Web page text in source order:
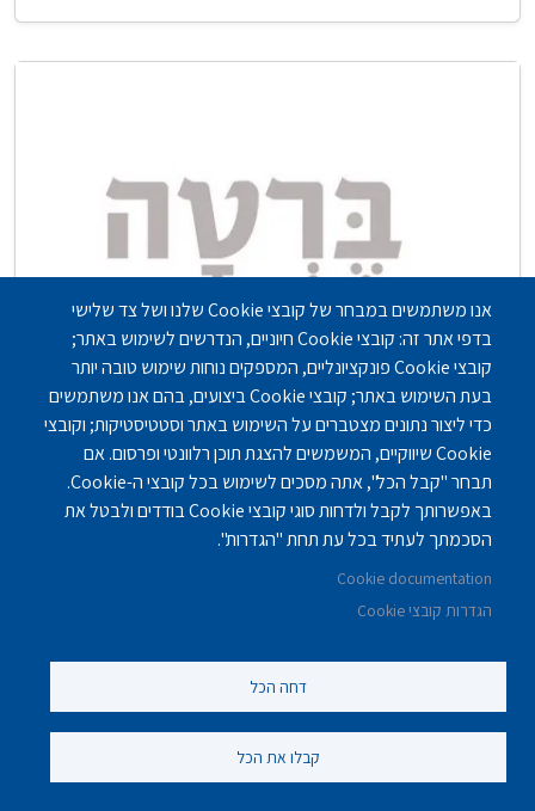
דיור מוגן בירושלים - אחוזת בית הכרם
בתי אבות - דיור מוגן
ירושלים
אנו משתמשים במבחר של קובצי Cookie שלנו ושל צד שלישי
בדפי אתר זה: קובצי Cookie חיוניים, הנדרשים לשימוש באתר;
קובצי Cookie פונקציונליים, המספקים נוחות שימוש טובה יותר
בעת השימוש באתר; קובצי Cookie ביצועים, בהם אנו משתמשים
כדי ליצור נתונים מצטברים על השימוש באתר וסטטיסטיקות; וקובצי
Cookie שיווקיים, המשמשים להצגת תוכן רלוונטי ופרסום. אם
תבחר "קבל הכל", אתה מסכים לשימוש בכל קובצי ה-Cookie.
באפשרותך לקבל ולדחות סוגי קובצי Cookie בודדים ולבטל את
הסכמתך לעתיד בכל עת תחת "הגדרות".
Cookie documentation
הגדרות קובצי Cookie
דחה הכל
קבלו את הכל